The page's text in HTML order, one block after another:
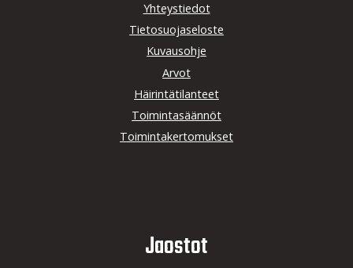
Yhteystiedot
Tietosuojaseloste
Kuvausohje
Arvot
Häirintätilanteet
Toimintasäännöt
Toimintakertomukset
Jaostot